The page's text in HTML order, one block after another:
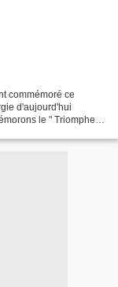
commémoré ce
d'aujourd'hui
le " Triomphe